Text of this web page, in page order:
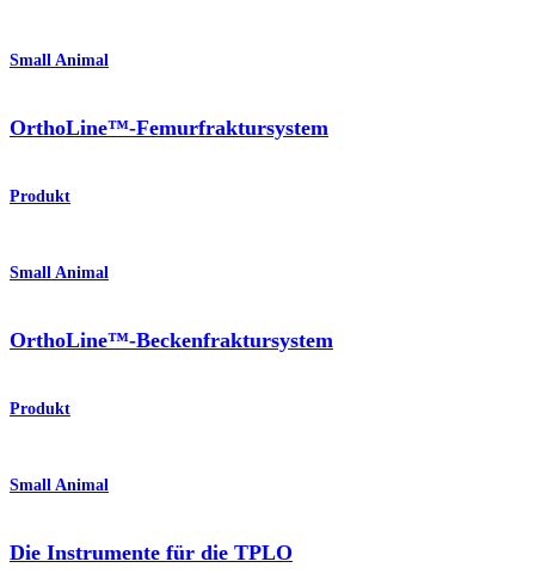
Small Animal
OrthoLine™-Femurfraktursystem
Produkt
Small Animal
OrthoLine™-Beckenfraktursystem
Produkt
Small Animal
Die Instrumente für die TPLO